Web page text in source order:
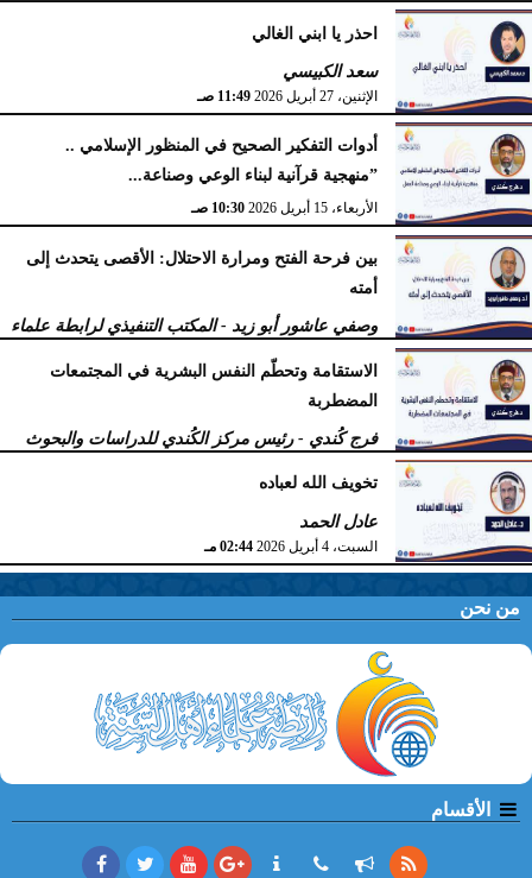
الإثنين، 27 أبريل 2026 11:55 صـ
احذر يا ابني الغالي
سعد الكبيسي
الإثنين، 27 أبريل 2026 11:49 صـ
أدوات التفكير الصحيح في المنظور الإسلامي ..
”منهجية قرآنية لبناء الوعي وصناعة...
الأربعاء، 15 أبريل 2026 10:30 صـ
بين فرحة الفتح ومرارة الاحتلال: الأقصى يتحدث إلى
أمته
وصفي عاشور أبو زيد - المكتب التنفيذي لرابطة علماء
أهل السنّة
الخميس، 9 أبريل 2026 11:38 صـ
الاستقامة وتحطّم النفس البشرية في المجتمعات
المضطربة
فرج كُندي - رئيس مركز الكُندي للدراسات والبحوث
السبت، 4 أبريل 2026 02:51 مـ
تخويف الله لعباده
عادل الحمد
السبت، 4 أبريل 2026 02:44 مـ
من نحن
الأقسام